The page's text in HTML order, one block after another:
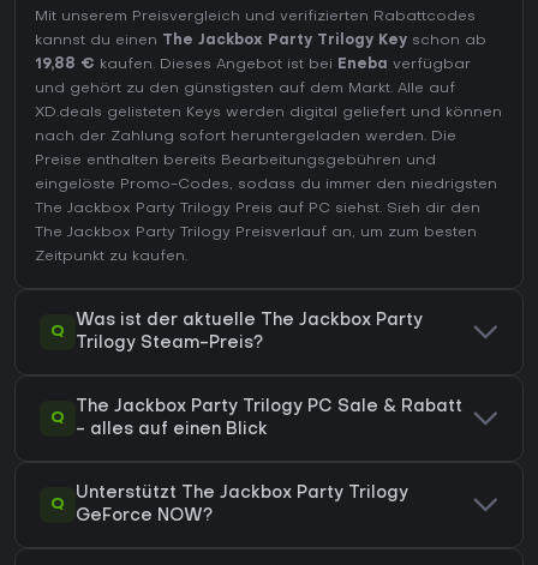
Mit unserem Preisvergleich und verifizierten Rabattcodes
kannst du einen The Jackbox Party Trilogy Key schon ab
19,88 € kaufen. Dieses Angebot ist bei Eneba verfügbar
und gehört zu den günstigsten auf dem Markt. Alle auf
XD.deals gelisteten Keys werden digital geliefert und können
nach der Zahlung sofort heruntergeladen werden. Die
Preise enthalten bereits Bearbeitungsgebühren und
eingelöste Promo-Codes, sodass du immer den niedrigsten
The Jackbox Party Trilogy Preis auf PC siehst. Sieh dir den
The Jackbox Party Trilogy Preisverlauf an, um zum besten
Zeitpunkt zu kaufen.
Q
Was ist der aktuelle The Jackbox Party
Trilogy Steam-Preis?
Q
The Jackbox Party Trilogy PC Sale & Rabatt
- alles auf einen Blick
Q
Unterstützt The Jackbox Party Trilogy
GeForce NOW?